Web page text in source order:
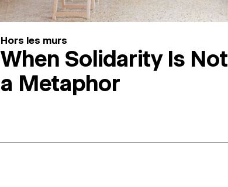
Hors les murs
When Solidarity Is Not
a Metaphor